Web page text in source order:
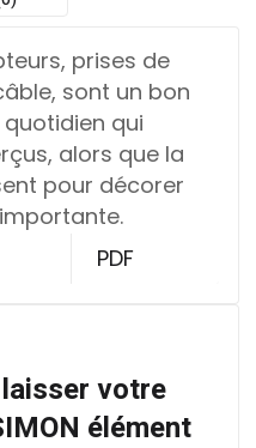
prises de
sont un bon
qui
alors que la
pour décorer
PDF
votre
élément